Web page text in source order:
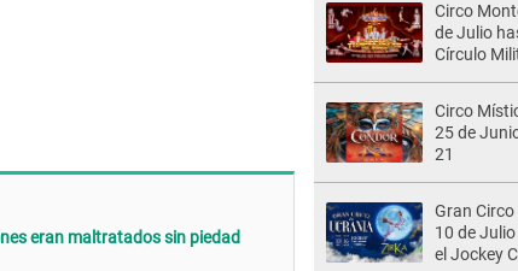
eran maltratados sin piedad
Circo
de Julio
Círculo
Circo
25 de
21
Gran Circo
10 de
el Jockey